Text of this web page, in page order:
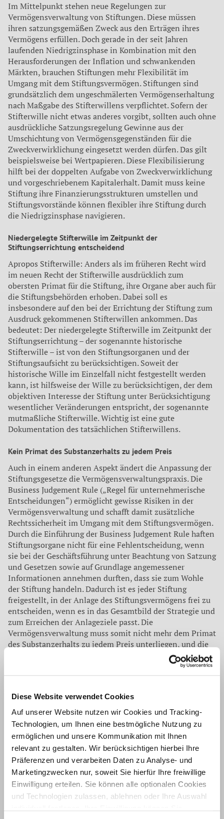
Diese Website verwendet Cookies
Auf unserer Website nutzen wir Cookies und Tracking-
Technologien, um Ihnen eine bestmögliche Nutzung zu
ermöglichen und unsere Kommunikation mit Ihnen
relevant zu gestalten. Wir berücksichtigen hierbei Ihre
Präferenzen und verarbeiten Daten zu Analyse- und
Marketingzwecken nur, soweit Sie hierfür Ihre freiwillige
Einwilligung erteilen. Sie können alle optionalen Cookies
und Technologien zulassen, ablehnen oder Ihre Auswahl
Im Mittelpunkt stehen neue Regelungen zur
Vermögensverwaltung von Stiftungen. Diese müssen
ihren satzungsgemäßen Zweck aus den Erträgen ihres
Vermögens erfüllen. Doch gerade in der seit Jahren
laufenden Niedrigzinsphase in Kombination mit den
Herausforderungen der Inflation und schwankenden
Märkten, brauchen Stiftungen mehr Flexibilität im
Umgang mit dem Stiftungsvermögen. Stiftungen sind
grundsätzlich dem ungeschmälerten Vermögenserhaltung
nach Maßgabe des Stifterwillens verpflichtet. Sofern der
Stifterwille nicht etwas anderes vorgibt, sollten auch ohne
ausdrückliche Satzungsregelung Gewinne aus der
Umschichtung von Vermögensgegenständen für die
Zweckverwirklichung eingesetzt werden dürfen. Das gilt
beispielsweise bei Wertpapieren. Diese Flexibilisierung
hilft bei der doppelten Aufgabe von Zweckverwirklichung
und vorgeschriebenem Kapitalerhalt. Damit muss keine
Stiftung ihre Finanzierungsstrukturen umstellen und
Stiftungsvorstände können flexibler ihre Stiftung durch
die Niedrigzinsphase navigieren.
Niedergelegte Stifterwille im Zeitpunkt der
Stiftungserrichtung entscheidend
Apropos Stifterwille: Anders als im früheren Recht wird
im neuen Recht der Stifterwille ausdrücklich zum
obersten Primat für die Stiftung, ihre Organe aber auch für
die Stiftungsbehörden erhoben. Dabei soll es
insbesondere auf den bei der Errichtung der Stiftung zum
Ausdruck gekommenen Stifterwillen ankommen. Das
bedeutet: Der niedergelegte Stifterwille im Zeitpunkt der
Stiftungserrichtung – der sogenannte historische
Stifterwille – ist von den Stiftungsorganen und der
Stiftungsaufsicht zu berücksichtigen. Soweit der
historische Wille im Einzelfall nicht festgestellt werden
kann, ist hilfsweise der Wille zu berücksichtigen, der dem
objektiven Interesse der Stiftung unter Berücksichtigung
wesentlicher Veränderungen entspricht, der sogenannte
mutmaßliche Stifterwille. Wichtig ist eine gute
Dokumentation des tatsächlichen Stifterwillens.
Kein Primat des Substanzerhalts zu jedem Preis
Auch in einem anderen Aspekt ändert die Anpassung der
Stiftungsgesetze die Vermögensverwaltungspraxis. Die
Business Judgement Rule („Regel für unternehmerische
Entscheidungen“) ermöglicht gewisse Risiken in der
Vermögensverwaltung und schafft damit zusätzliche
Rechtssicherheit im Umgang mit dem Stiftungsvermögen.
Durch die Einführung der Business Judgement Rule haften
Stiftungsorgane nicht für eine Fehlentscheidung, wenn
sie bei der Geschäftsführung unter Beachtung von Satzung
und Gesetzen sowie auf Grundlage angemessener
Informationen annehmen durften, dass sie zum Wohle
der Stiftung handeln. Dadurch ist es jeder Stiftung
freigestellt, in der Anlage des Stiftungsvermögens frei zu
entscheiden, wenn es in das Gesamtbild der Strategie und
zum Erreichen der Anlageziele passt. Die
Vermögensverwaltung muss somit nicht mehr dem Primat
des Substanzerhalts zu jedem Preis unterliegen, und die
Business Judgement Rule ermöglicht gewisse Risiken in
der Vermögensverwaltung ohne Angst vor privater
Haftung für Stiftungsorgane.
Die Business Judgment Rule beruht auf den Principles of
dem Jahr 1994 und der Rechtsprechung des
Bundesgerichtshofs. Der BGH hatte in seinem Urteil vom
21. April 1997 entschieden, dass ein Unternehmensleiter
hinsichtlich der zu treffenden unternehmerischen
Entscheidungen einen bestimmten Spielraum genießt.
„Ihn trifft keine persönliche Haftung, wenn er
ausreichend gut informiert ist und eine Entscheidung
nachvollziehbar im besten Sinne des Unternehmens